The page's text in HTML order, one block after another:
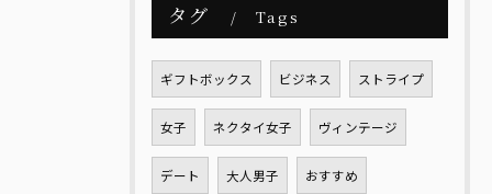
タグ Tags
ギフトボックス ビジネス ストライプ
女子 ネクタイ女子 ヴィンテージ
デート 大人男子 おすすめ